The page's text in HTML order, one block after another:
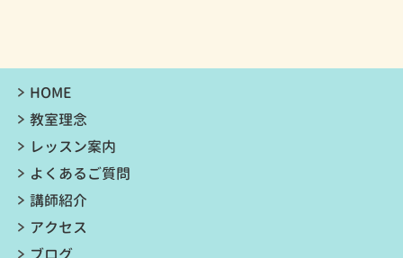
HOME
教室理念
レッスン案内
よくあるご質問
講師紹介
アクセス